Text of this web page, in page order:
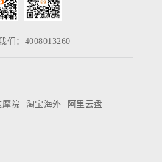
们：4008013260
摩院 淘宝海外
阿里云盘